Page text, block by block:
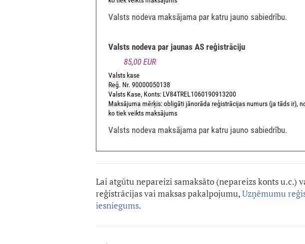
Valsts nodeva maksājama par katru jauno sabiedrību.
Valsts nodeva par jaunas AS reģistrāciju
85,00 EUR
Valsts kase
Reģ. Nr. 90000050138
Valsts Kase, Konts: LV84TREL1060190913200
Maksājuma mērķis: obligāti jānorāda reģistrācijas numurs (ja tāds ir),
ko tiek veikts maksājums
Valsts nodeva maksājama par katru jauno sabiedrību.
Lai atgūtu nepareizi samaksāto (nepareizs konts u.c.)
reģistrācijas vai maksas pakalpojumu,Uzņēmumu
iesniegums.